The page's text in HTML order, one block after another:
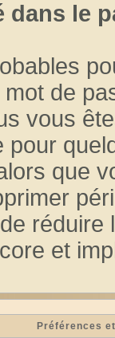
le
de
vous
pour
que
et
Préférences